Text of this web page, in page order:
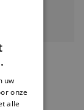
op
uw
onze
alle